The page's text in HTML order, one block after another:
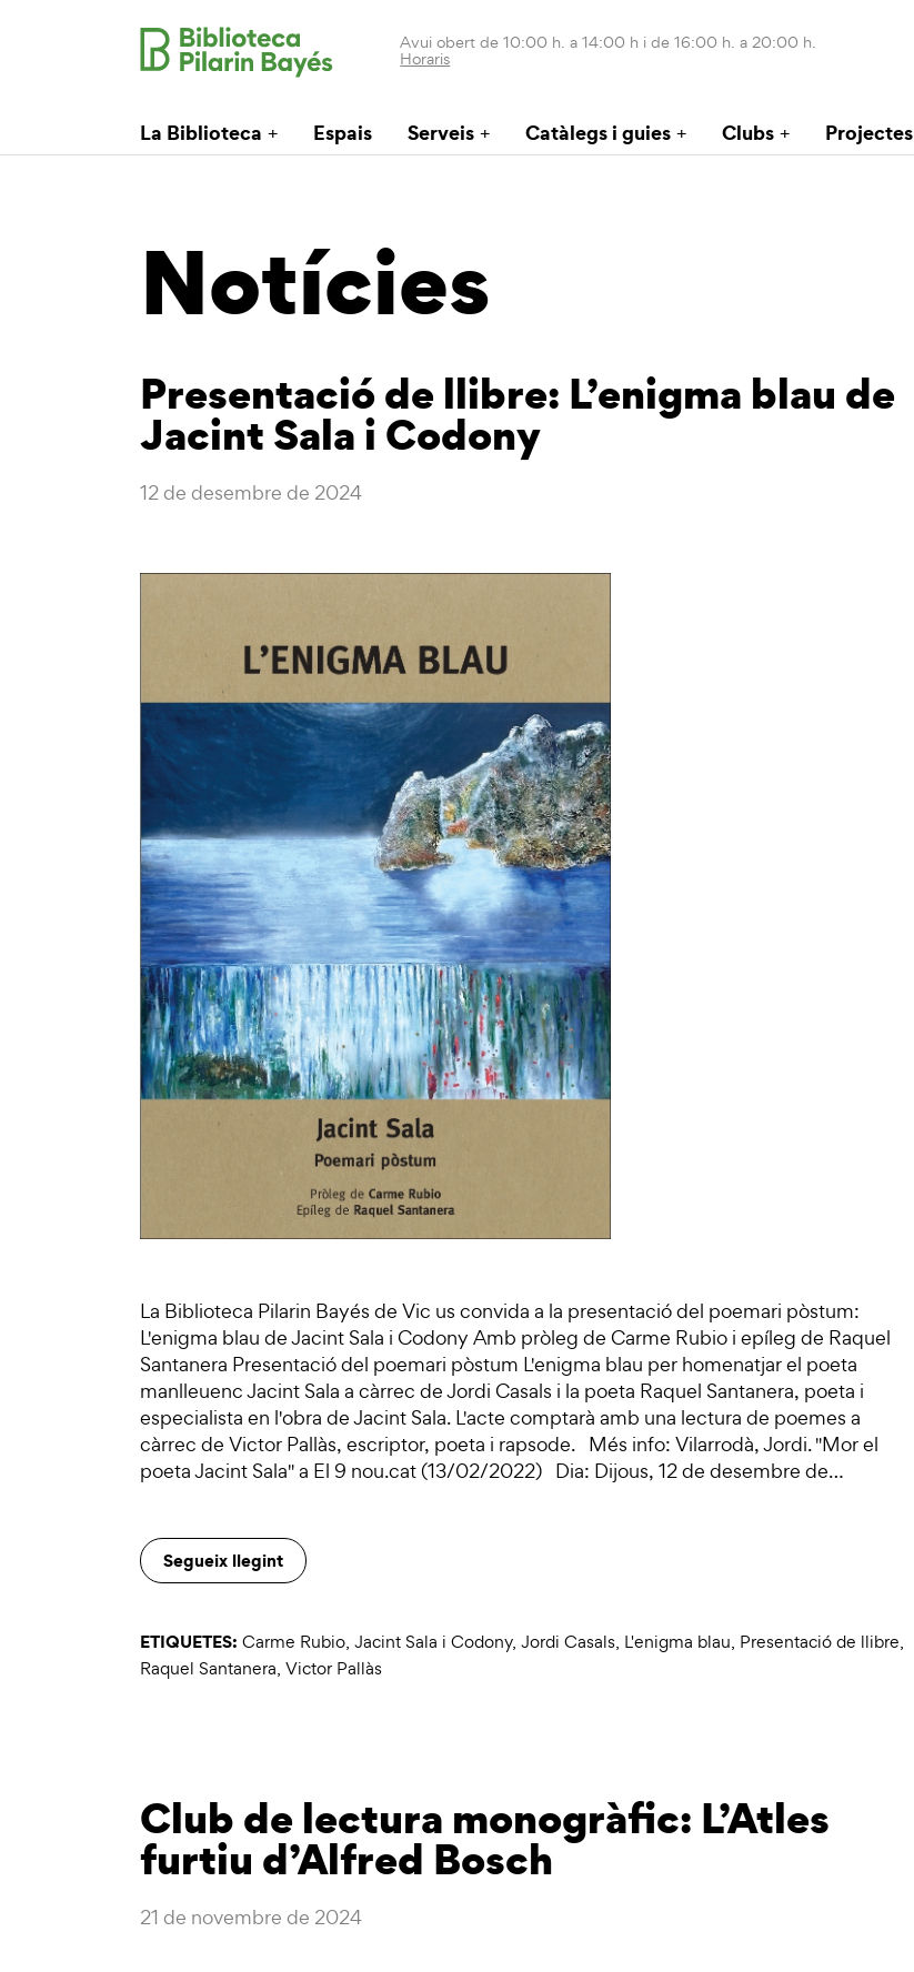
Avui obert de 10:00 h. a 14:00 h i de 16:00 h. a 20:00 h.
Horaris
La Biblioteca Espais Serveis Catàlegs i guies Clubs Projectes
Notícies
Presentació de llibre: L’enigma blau de
Jacint Sala i Codony
12 de desembre de 2024
La Biblioteca Pilarin Bayés de Vic us convida a la presentació del poemari pòstum:
L'enigma blau de Jacint Sala i Codony Amb pròleg de Carme Rubio i epíleg de Raquel
Santanera Presentació del poemari pòstum L'enigma blau per homenatjar el poeta
manlleuenc Jacint Sala a càrrec de Jordi Casals i la poeta Raquel Santanera, poeta i
especialista en l'obra de Jacint Sala. L'acte comptarà amb una lectura de poemes a
càrrec de Victor Pallàs, escriptor, poeta i rapsode. Més info: Vilarrodà, Jordi. "Mor el
poeta Jacint Sala" a El 9 nou.cat (13/02/2022) Dia: Dijous, 12 de desembre de…
Segueix llegint
ETIQUETES: Carme Rubio, Jacint Sala i Codony, Jordi Casals, L'enigma blau, Presentació de llibre,
Raquel Santanera, Victor Pallàs
Club de lectura monogràfic: L’Atles
furtiu d’Alfred Bosch
21 de novembre de 2024